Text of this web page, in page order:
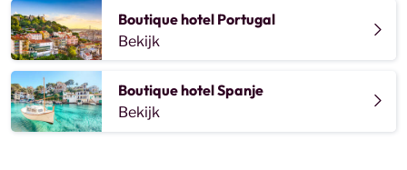
Boutique hotel Portugal
Bekijk
Boutique hotel Spanje
Bekijk